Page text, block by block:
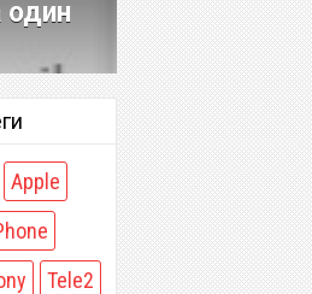
один
Apple
Tele2